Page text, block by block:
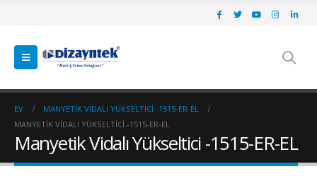
EV
MANYETIK VIDALI YÜKSELTICI -1515-ER-EL
MANYETIK VIDALI YÜKSELTICI -1515-ER-EL
Manyetik Vidalı Yükseltici -1515-ER-EL